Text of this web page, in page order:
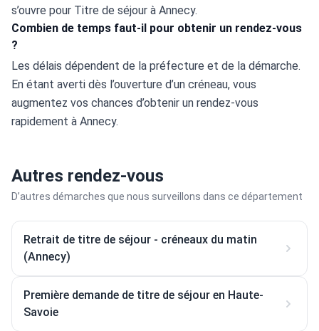
s’ouvre pour Titre de séjour à Annecy.
Combien de temps faut-il pour obtenir un rendez-vous
?
Les délais dépendent de la préfecture et de la démarche.
En étant averti dès l’ouverture d’un créneau, vous
augmentez vos chances d’obtenir un rendez-vous
rapidement à Annecy.
Autres rendez-vous
D’autres démarches que nous surveillons dans ce département
Retrait de titre de séjour - créneaux du matin
(Annecy)
Première demande de titre de séjour en Haute-
Savoie